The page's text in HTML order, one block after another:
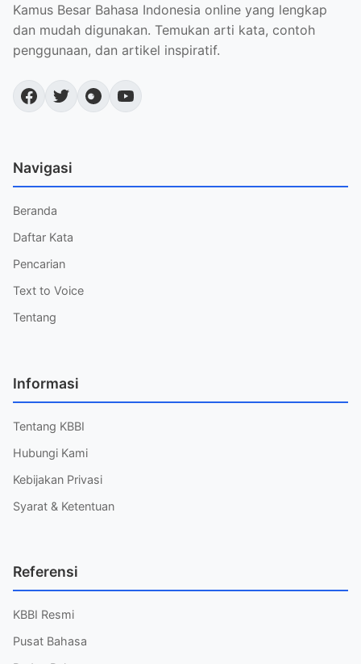
Kamus Besar Bahasa Indonesia online yang lengkap
dan mudah digunakan. Temukan arti kata, contoh
penggunaan, dan artikel inspiratif.
Navigasi
Beranda
Daftar Kata
Pencarian
Text to Voice
Tentang
Informasi
Tentang KBBI
Hubungi Kami
Kebijakan Privasi
Syarat & Ketentuan
Referensi
KBBI Resmi
Pusat Bahasa